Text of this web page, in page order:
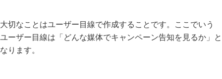
大切なことはユーザー目線で作成することです。ここでいう
ユーザー目線は「どんな媒体でキャンペーン告知を見るか」と
なります。